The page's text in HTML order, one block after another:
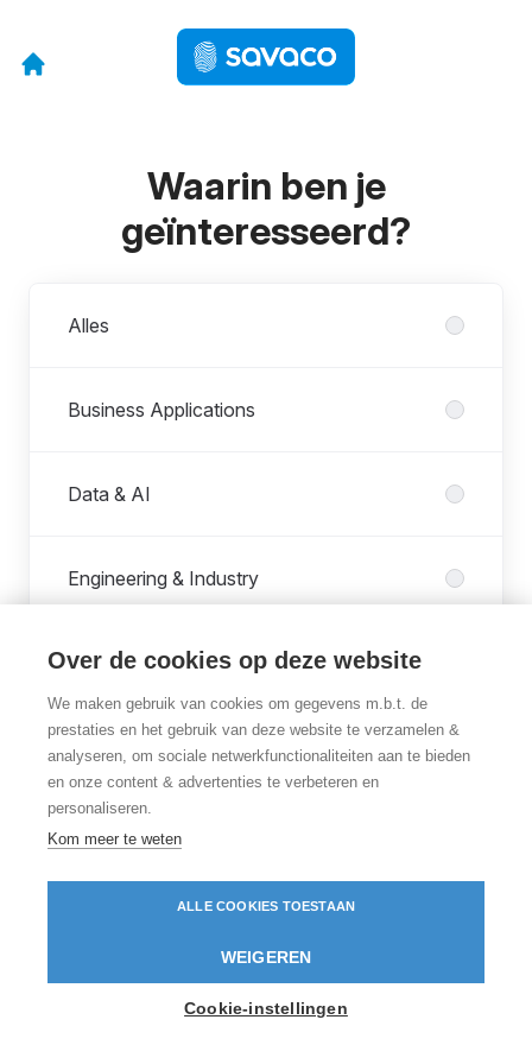
Over de cookies op deze website
We maken gebruik van cookies om gegevens m.b.t. de
prestaties en het gebruik van deze website te verzamelen &
analyseren, om sociale netwerkfunctionaliteiten aan te bieden
en onze content & advertenties te verbeteren en
personaliseren.
Kom meer te weten
ALLE COOKIES TOESTAAN
WEIGEREN
Cookie-instellingen
Waarin ben je
geïnteresseerd?
Alles
Business Applications
Data & AI
Engineering & Industry
Hybrid Cloud
Modern Workplace
Savaco One
Savaco Staff
Security & Networking
Doorgaan
Al gekoppeld? Inloggen